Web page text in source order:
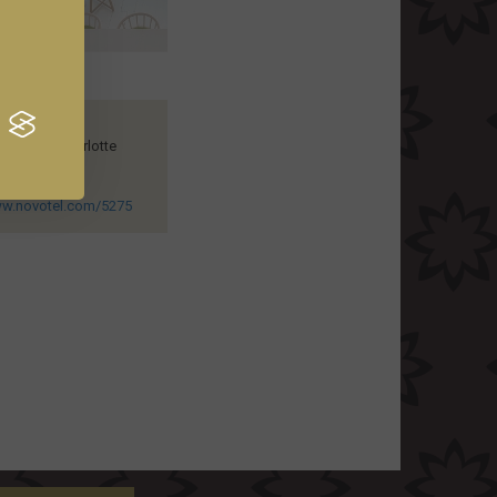
Charlotte
5275